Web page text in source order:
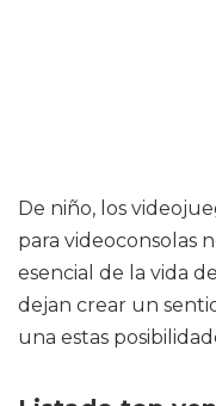
De niño, los
para videoconsolas
esencial de la vida
dejan crear un
una estas